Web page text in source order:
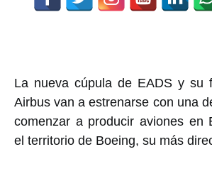
La nueva cúpula de EADS y su
Airbus van a estrenarse con una
comenzar a producir aviones en
el territorio de Boeing, su más